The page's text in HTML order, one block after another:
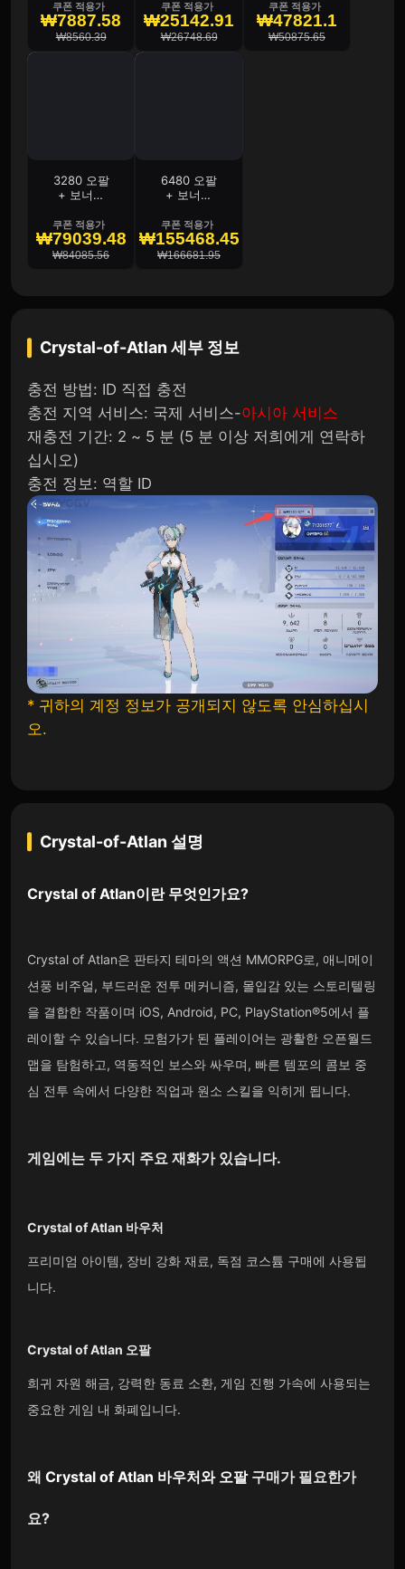
쿠폰 적용가
₩7887.58
₩8560.39
쿠폰 적용가
₩25142.91
₩26748.69
쿠폰 적용가
₩47821.1
₩50875.65
3280 오팔
+ 보너스
쿠폰 적용가
₩79039.48
₩84085.56
6480 오팔
+ 보너스
쿠폰 적용가
₩155468.45
₩166681.95
Crystal-of-Atlan 세부 정보
충전 방법: ID 직접 충전
충전 지역 서비스: 국제 서비스-아시아 서비스
재충전 기간: 2 ~ 5 분 (5 분 이상 저희에게 연락하
십시오)
충전 정보: 역할 ID
* 귀하의 계정 정보가 공개되지 않도록 안심하십시
오.
Crystal-of-Atlan 설명
Crystal of Atlan이란 무엇인가요?
Crystal of Atlan은 판타지 테마의 액션 MMORPG로, 애니메이
션풍 비주얼, 부드러운 전투 메커니즘, 몰입감 있는 스토리텔링
을 결합한 작품이며 iOS, Android, PC, PlayStation®5에서 플
레이할 수 있습니다. 모험가가 된 플레이어는 광활한 오픈월드
맵을 탐험하고, 역동적인 보스와 싸우며, 빠른 템포의 콤보 중
심 전투 속에서 다양한 직업과 원소 스킬을 익히게 됩니다.
게임에는 두 가지 주요 재화가 있습니다.
Crystal of Atlan 바우처
프리미엄 아이템, 장비 강화 재료, 독점 코스튬 구매에 사용됩
니다.
Crystal of Atlan 오팔
희귀 자원 해금, 강력한 동료 소환, 게임 진행 가속에 사용되는
중요한 게임 내 화폐입니다.
왜 Crystal of Atlan 바우처와 오팔구매가 필요한가
요?